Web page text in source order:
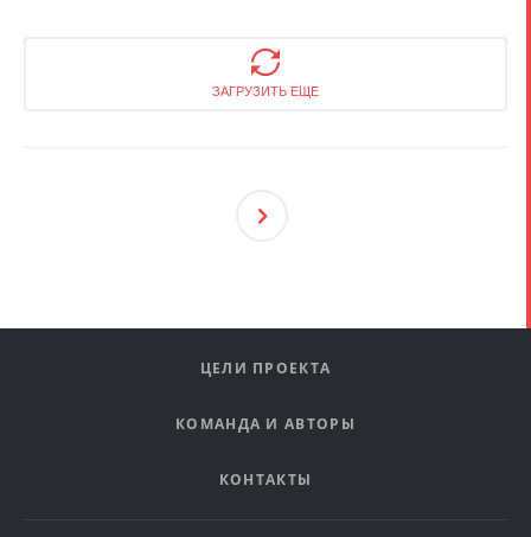
ЗАГРУЗИТЬ ЕЩЕ
Ующ
ЦЕЛИ ПРОЕКТА
КОМАНДА И АВТОРЫ
КОНТАКТЫ